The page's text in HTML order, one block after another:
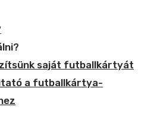
saját futballkártyát
a futballkártya-